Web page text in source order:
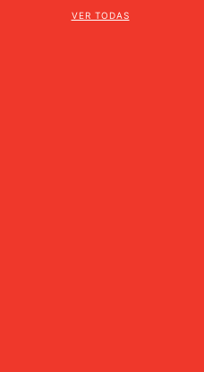
VER TODAS